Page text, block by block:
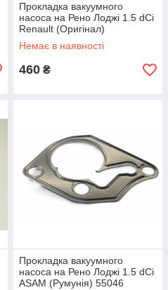
Прокладка вакуумного
насоса на Рено Лоджі 1.5 dCi
Renault (Оригінал)
8200073003
Немає в наявності
460 ₴
Прокладка вакуумного
насоса на Рено Лоджі 1.5 dCi
ASAM (Румунія) 55046